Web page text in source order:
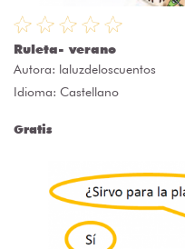
Ruleta- verano
Autora: laluzdeloscuentos
Idioma: Castellano
Gratis